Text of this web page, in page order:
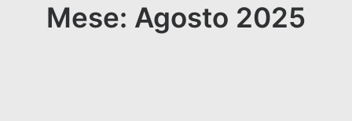
FAQMese: Agosto 2025